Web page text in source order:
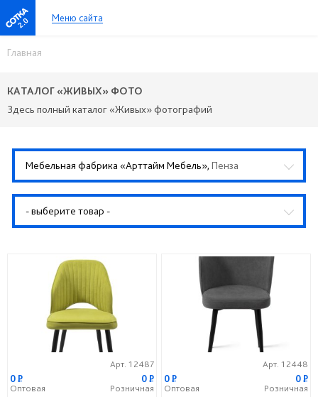
2.0 Меню сайта
Главная
КАТАЛОГ «ЖИВЫХ» ФОТО
Здесь полный каталог «Живых» фотографий
Мебельная фабрика «Арттайм Мебель», Пенза
- выберите товар -
Арт. 12487
0P
Оптовая
0P
Розничная
Арт. 12448
0P
Оптовая
0P
Розничная